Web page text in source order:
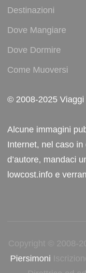
Destinazioni
Dove Mangiare
Dove Dormire
Come Muoversi
© 2008-2025
Alcune immagini
Internet, nel caso
d’autore, mandaci
lowcost.info e
Copyright © 2008-
Piersimoni